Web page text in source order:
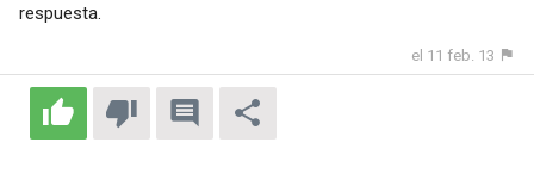
respuesta.
el 11 feb. 13